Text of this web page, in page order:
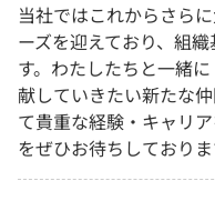
当社ではこれからさら
ーズを迎えており、組
す。わたしたちと一緒
献していきたい新たな
て貴重な経験・キャリ
をぜひお待ちしておりま